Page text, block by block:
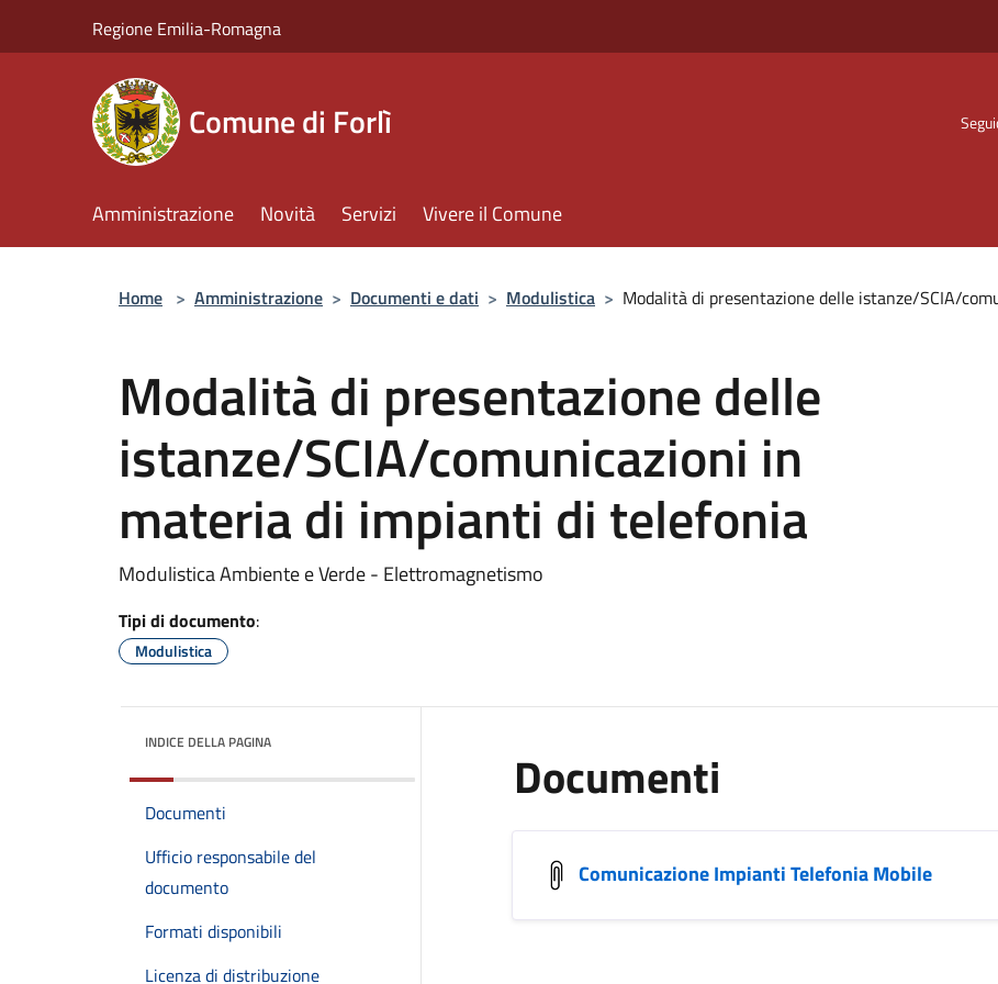
Regione Emilia-Romagna
Comune di Forlì
Amministrazione Novità Servizi Vivere il Comune
Home > Amministrazione > Documenti e dati > Modulistica > Modalità di presentazione delle istanze/SCIA/
Modalità di presentazione delle
istanze/SCIA/comunicazioni in
materia di impianti di telefonia
Modulistica Ambiente e Verde - Elettromagnetismo
Tipi di documento:
Modulistica
INDICE DELLA PAGINA
Documenti
Ufficio responsabile del
documento
Formati disponibili
Licenza di distribuzione
Documenti
Comunicazione Impianti Telefonia Mobile